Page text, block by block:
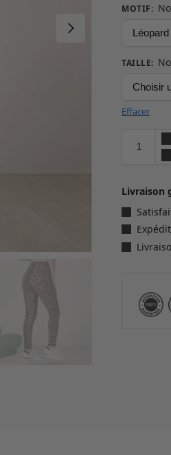
MOTIF:
TAILLE:
Effacer
Livraison